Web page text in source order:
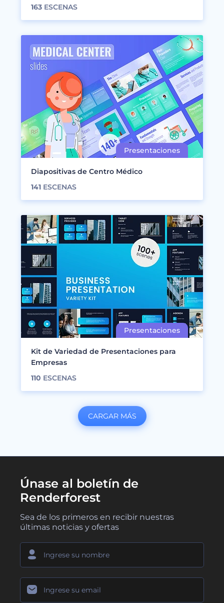
163 ESCENAS
Diapositivas de Centro Médico
141 ESCENAS
Kit de Variedad de Presentaciones para
Empresas
110 ESCENAS
CARGAR MÁS
Únase al boletín de
Renderforest
Sea de los primeros en recibir nuestras
últimas noticias y ofertas